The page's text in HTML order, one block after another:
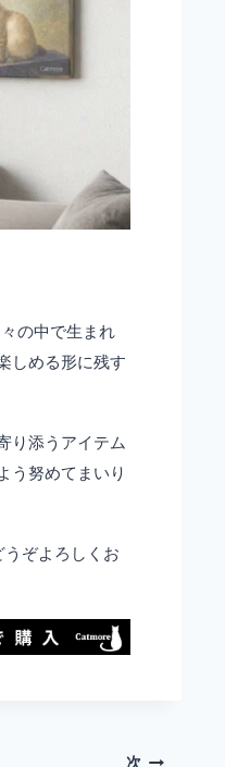
の中で生まれ
しめる形に残す
り添うアイテム
う努めてまいり
ぞよろしくお
次